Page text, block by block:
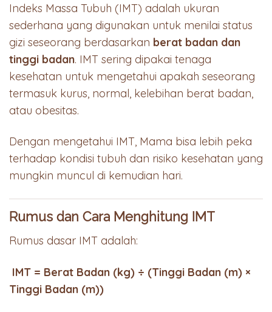
Indeks Massa Tubuh (IMT) adalah ukuran
sederhana yang digunakan untuk menilai status
gizi seseorang berdasarkan berat badan dan
tinggi badan. IMT sering dipakai tenaga
kesehatan untuk mengetahui apakah seseorang
termasuk kurus, normal, kelebihan berat badan,
atau obesitas.
Dengan mengetahui IMT, Mama bisa lebih peka
terhadap kondisi tubuh dan risiko kesehatan yang
mungkin muncul di kemudian hari.
Rumus dan Cara Menghitung IMT
Rumus dasar IMT adalah:
IMT = Berat Badan (kg) ÷ (Tinggi Badan (m) ×
Tinggi Badan (m))